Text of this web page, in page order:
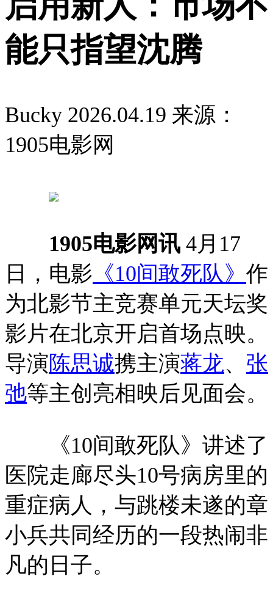
能只指望沈腾
Bucky 2026.04.19 来源：
1905电影网
1905电影网讯 4月17
日，电影 《10间敢死队》 作
为北影节主竞赛单元天坛奖
影片在北京开启首场点映。
导演陈思诚携主演蒋龙、 张
弛等主创亮相映后见面会。
《10间敢死队》讲述了
医院走廊尽头10号病房里的
重症病人，与跳楼未遂的章
小兵共同经历的一段热闹非
凡的日子。